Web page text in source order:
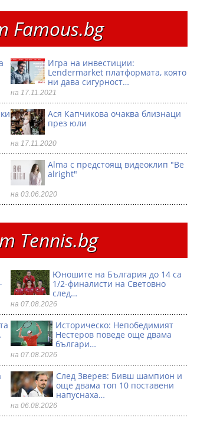
Игра на инвестиции:
Lendermarket платформата, която
ни дава сигурност…
на 17.11.2021
Ася Капчикова очаква близнаци
през юли
на 17.11.2020
Alma с предстоящ видеоклип "Be
alright"
на 03.06.2020
Тennis.bg
Юношите на България до 14 са
1/2-финалисти на Световно
след…
на 07.08.2026
Историческо: Непобедимият
Нестеров поведе още двама
българи…
на 07.08.2026
След Зверев: Бивш шампион и
още двама топ 10 поставени
напуснаха…
на 06.08.2026